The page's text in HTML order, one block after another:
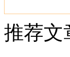
推荐文